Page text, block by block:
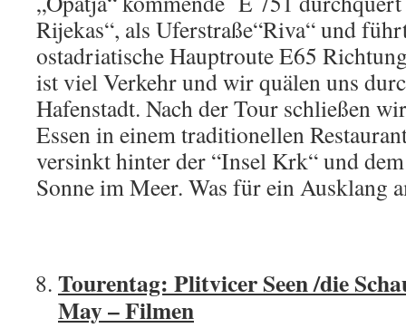
Rijekas“, als Uferstraße“Riva“ und
ostadriatische Hauptroute E65
ist viel Verkehr und wir quälen uns
Hafenstadt. Nach der Tour schließen
Essen in einem traditionellen
versinkt hinter der “Insel Krk“ und
Sonne im Meer. Was für ein Ausklang
Tourentag: Plitvicer Seen /die
May – Filmen